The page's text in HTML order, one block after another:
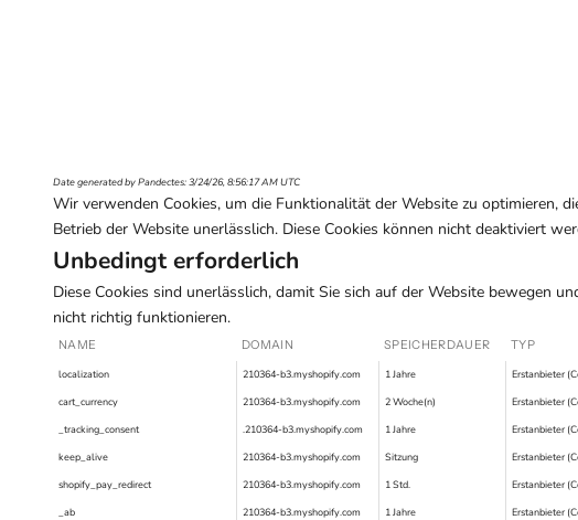
Date generated byPandectes: 3/24/26, 8:56:17 AM UTC
Wir verwenden Cookies, um die Funktionalität der Website zu optimieren,
Betrieb der Website unerlässlich. Diese Cookies können nicht deaktiviert
Unbedingt erforderlich
Diese Cookies sind unerlässlich, damit Sie sich auf der Website bewegen
nicht richtig funktionieren.
NAME DOMAIN SPEICHERDAUER TYP
localization 210364-b3.myshopify.com 1 Jahre Erstanbieter
cart_currency 210364-b3.myshopify.com 2 Woche(n) Erstanbieter
_tracking_consent .210364-b3.myshopify.com 1 Jahre Erstanbieter
keep_alive 210364-b3.myshopify.com Sitzung Erstanbieter
shopify_pay_redirect 210364-b3.myshopify.com 1 Std. Erstanbieter
_ab 210364-b3.myshopify.com 1 Jahre Erstanbieter